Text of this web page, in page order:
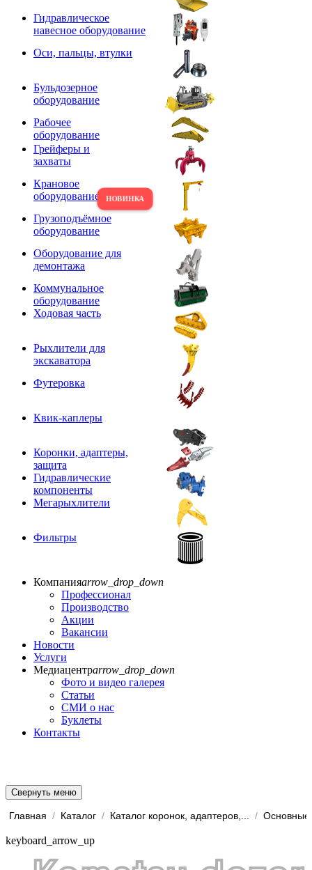
Гидравлическое
навесное оборудование
Оси, пальцы, втулки
Бульдозерное
оборудование
Рабочее
оборудование
Грейферы и
захваты
Крановое
оборудование
Грузоподъёмное
оборудование
Оборудование для
демонтажа
Коммунальное
оборудование
Ходовая часть
Рыхлители для
экскаватора
Футеровка
Квик-каплеры
Коронки, адаптеры,
защита
Гидравлические
компоненты
Мегарыхлители
Фильтры
Компанияarrow_drop_down
Профессионал
Производство
Акции
Вакансии
Новости
Услуги
Медиацентрarrow_drop_down
Фото и видео галерея
Статьи
СМИ о нас
Буклеты
Контакты
Свернуть меню
Главная / Каталог / Каталог коронок, адаптеров,... / Основные
keyboard_arrow_up